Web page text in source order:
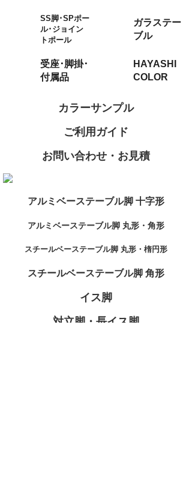
SS脚･SPポー
ル･ジョイン
トポール
ガラステー
ブル
受座･脚掛･
付属品
HAYASHI
COLOR
カラーサンプル
ご利用ガイド
お問い合わせ・お見積
アルミベーステーブル脚 十字形
アルミベーステーブル脚 丸形・角形
スチールベーステーブル脚 丸形・楕円形
スチールベーステーブル脚 角形
イス脚
対立脚・長イス脚